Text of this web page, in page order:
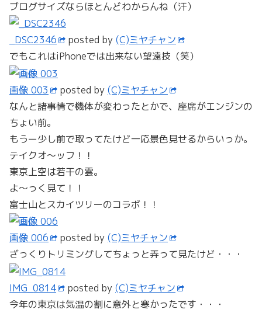
ブログサイズならほとんどわからんね（汗）
_DSC2346 posted by (C)ミヤチャン
でもこれはiPhoneでは出来ない望遠技（笑）
画像 003 posted by (C)ミヤチャン
なんと諸事情で機体が変わったとかで、座席がエンジンの
ちょい前。
もうー少し前で取ってたけど一応景色見せるからいっか。
テイクオ～ッフ！！
東京上空は若干の雲。
よ～っく見て！！
富士山とスカイツリーのコラボ！！
画像 006 posted by (C)ミヤチャン
ざっくりトリミングしてちょっと弄って見たけど・・・
IMG_0814 posted by (C)ミヤチャン
今年の東京は気温の割に意外と寒かったです・・・